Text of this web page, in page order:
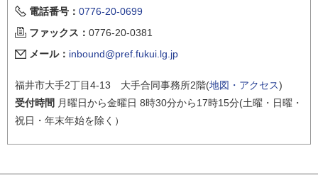
電話番号： 0776-20-0699
ファックス： 0776-20-0381
メール： inbound@pref.fukui.lg.jp
福井市大手2丁目4-13 大手合同事務所2階(地図・アクセス)
受付時間 月曜日から金曜日 8時30分から17時15分(土曜・日曜・
祝日・年末年始を除く）